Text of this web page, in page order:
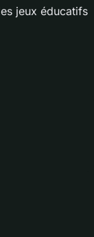
jeux éducatifs